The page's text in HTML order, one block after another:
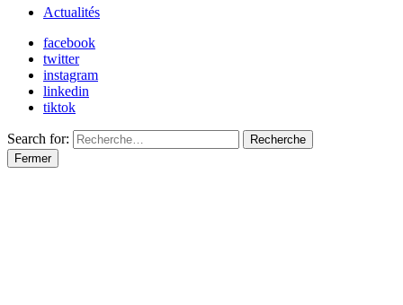
Actualités
facebook
twitter
instagram
linkedin
tiktok
Search for:
Recherche
Fermer